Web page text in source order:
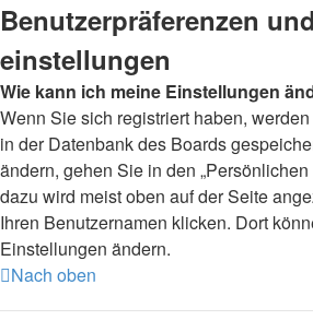
Benutzerpräferenzen
einstellungen
Wie kann ich meine Einstellungen
Wenn Sie sich registriert haben,
in der Datenbank des Boards
ändern, gehen Sie in den
dazu wird meist oben auf der Seite
Ihren Benutzernamen klicken. Dort
Einstellungen ändern.
Nach oben